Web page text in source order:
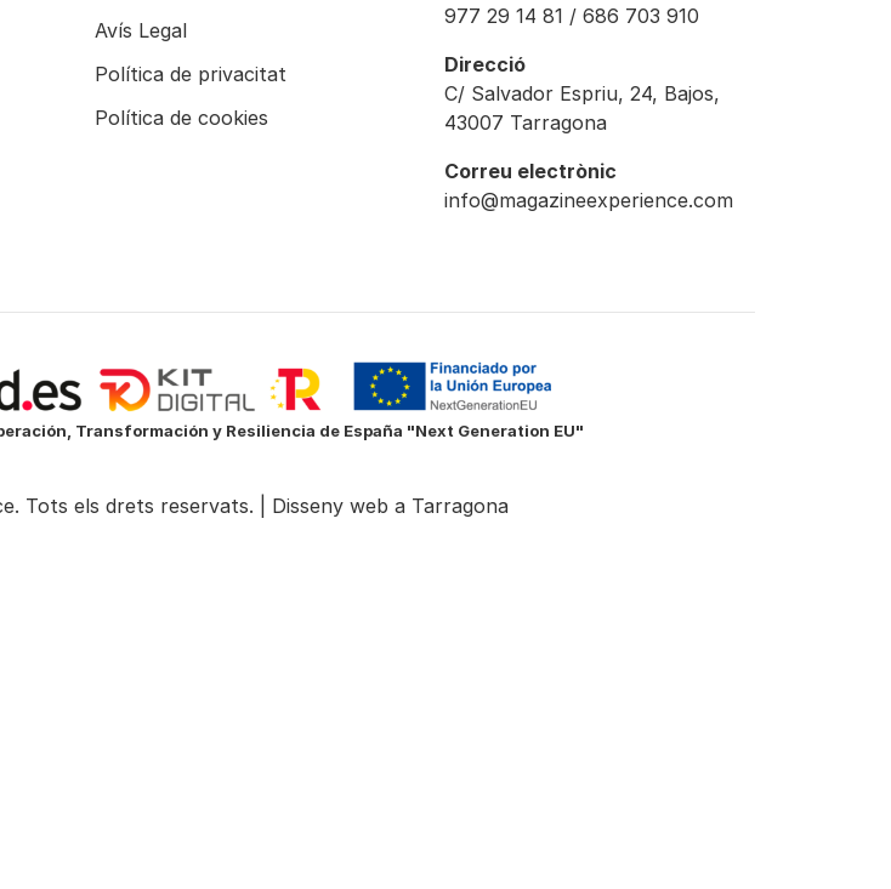
Avís Legal
Política de privacitat
Política de cookies
977 29 14 81 / 686 703 910
Direcció
C/ Salvador Espriu, 24, Bajos,
43007 Tarragona
Correu electrònic
info@magazineexperience.com
Transformación y Resiliencia de España "Next Generation EU"
Tots els drets reservats. | Disseny web a Tarragona